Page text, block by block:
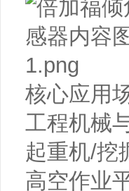
核心应用
工程机械
起重机/挖
高空作业